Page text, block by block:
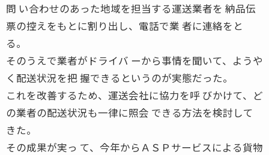
問 い合わせのあった地域を担当する運送業者を 納品伝
票の控えをもとに割り出し、電話で業 者に連絡をと
る。
そのうえで業者がドライバ ーから事情を聞いて、ようや
く配送状況を把 握できるというのが実態だった。
これを改善するため、運送会社に協力を呼 びかけて、ど
の業者の配送状況も一律に照会 できる方法を検討して
きた。
その成果が実っ て、今年からＡＳＰサービスによる貨物